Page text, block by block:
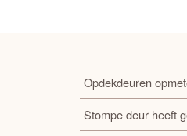
Opdekdeuren
Stompe deur heeft